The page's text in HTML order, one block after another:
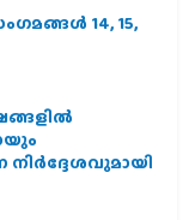
14, 15,